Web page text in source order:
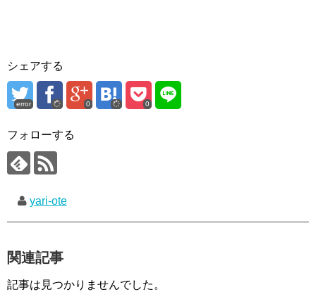
シェアする
error 0 0
フォローする
yari-ote
関連記事
記事は見つかりませんでした。